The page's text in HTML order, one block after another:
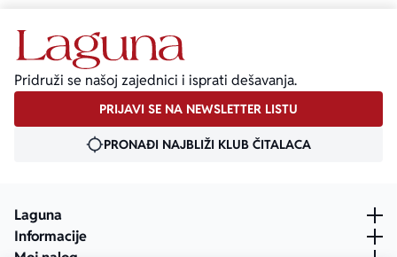
Pridruži se našoj zajednici i isprati dešavanja.
PRIJAVI SE NA NEWSLETTER LISTU
PRONAĐI NAJBLIŽI KLUB ČITALACA
Laguna
Informacije